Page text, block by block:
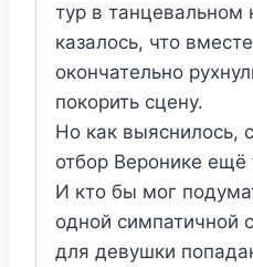
тур в танцевальном
казалось, что
окончательно
покорить сцену.
Но как выяснилось,
отбор Веронике ещё
И кто бы мог
одной симпатичной
для девушки